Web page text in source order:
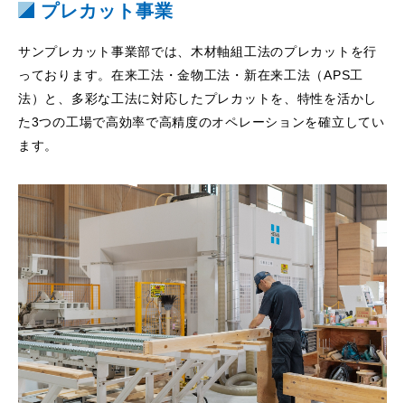
プレカット事業
サンプレカット事業部では、木材軸組工法のプレカットを行
っております。在来工法・金物工法・新在来工法（APS工
法）と、多彩な工法に対応したプレカットを、特性を活かし
た3つの工場で高効率で高精度のオペレーションを確立してい
ます。